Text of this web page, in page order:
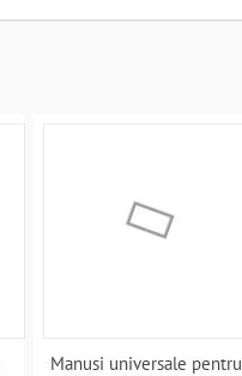
Manusi universale pentru